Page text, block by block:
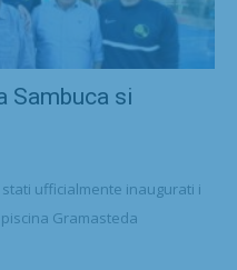
Sambuca si
ufficialmente inaugurati i
Gramasteda